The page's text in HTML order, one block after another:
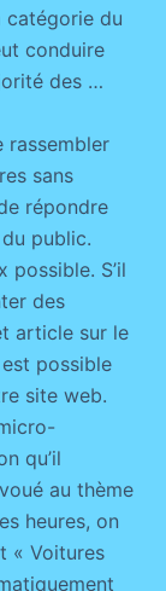
catégorie du
conduire
des …
rassembler
sans
répondre
public.
possible. S’il
des
article sur le
possible
site web.
qu’il
au thème
heures, on
« Voitures